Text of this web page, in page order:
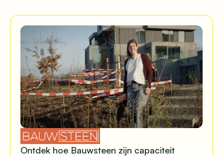
Ontdek hoe Bauwsteen zijn capaciteit